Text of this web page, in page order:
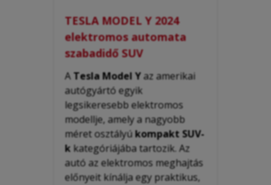
TESLA MODEL Y 2024
elektromos automata
szabadidő SUV
ATesla Model Yaz amerikai
autógyártó egyik
legsikeresebb elektromos
modellje, amely a nagyobb
méret osztályúkompakt SUV-
k kategóriájába tartozik. Az
autó az elektromos meghajtás
előnyeit kínálja egy praktikus,